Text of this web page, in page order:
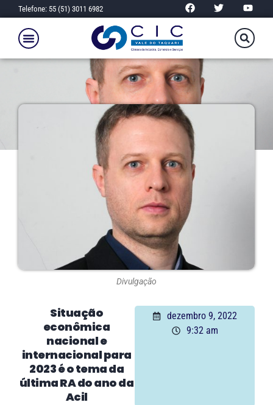
Telefone: 55 (51) 3011 6982
Divulgação
Situação
econômica
nacional e
internacional para
2023 é o tema da
última RA do ano da
Acil
dezembro 9, 2022
9:32 am